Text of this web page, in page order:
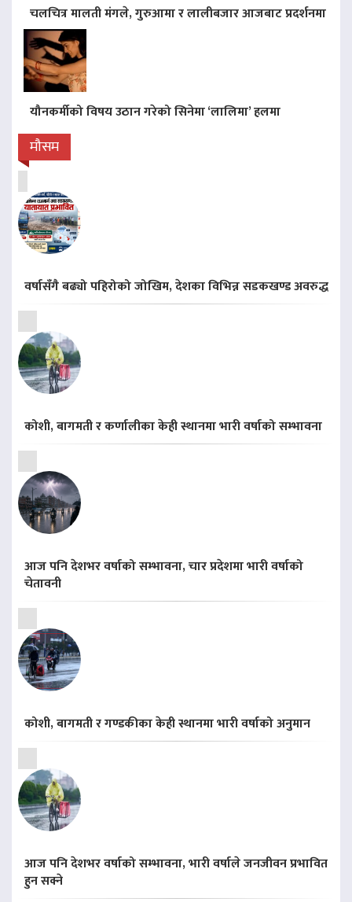
चलचित्र मालती मंगले, गुरुआमा र लालीबजार आजबाट प्रदर्शनमा
यौनकर्मीको विषय उठान गरेको सिनेमा ‘लालिमा’ हलमा
मौसम
वर्षासँगै बढ्यो पहिरोको जोखिम, देशका विभिन्न सडकखण्ड अवरुद्ध
कोशी, बागमती र कर्णालीका केही स्थानमा भारी वर्षाको सम्भावना
आज पनि देशभर वर्षाको सम्भावना, चार प्रदेशमा भारी वर्षाको
चेतावनी
कोशी, बागमती र गण्डकीका केही स्थानमा भारी वर्षाको अनुमान
आज पनि देशभर वर्षाको सम्भावना, भारी वर्षाले जनजीवन प्रभावित
हुन सक्ने